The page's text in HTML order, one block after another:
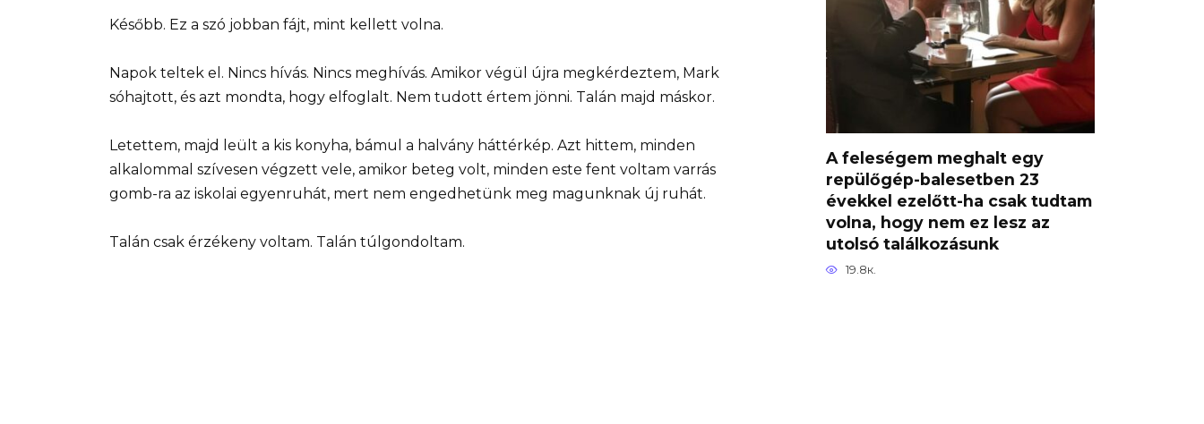
Később. Ez a szó jobban fájt, mint kellett volna.
Napok teltek el. Nincs hívás. Nincs meghívás. Amikor végül újra megkérdeztem, Mark
sóhajtott, és azt mondta, hogy elfoglalt. Nem tudott értem jönni. Talán majd máskor.
Letettem, majd leült a kis konyha, bámul a halvány háttérkép. Azt hittem, minden
alkalommal szívesen végzett vele, amikor beteg volt, minden este fent voltam varrás
gomb-ra az iskolai egyenruhát, mert nem engedhetünk meg magunknak új ruhát.
Talán csak érzékeny voltam. Talán túlgondoltam.
A feleségem meghalt egy
repülőgép-balesetben 23
évekkel ezelőtt-ha csak tudtam
volna, hogy nem ez lesz az
utolsó találkozásunk
19.8к.